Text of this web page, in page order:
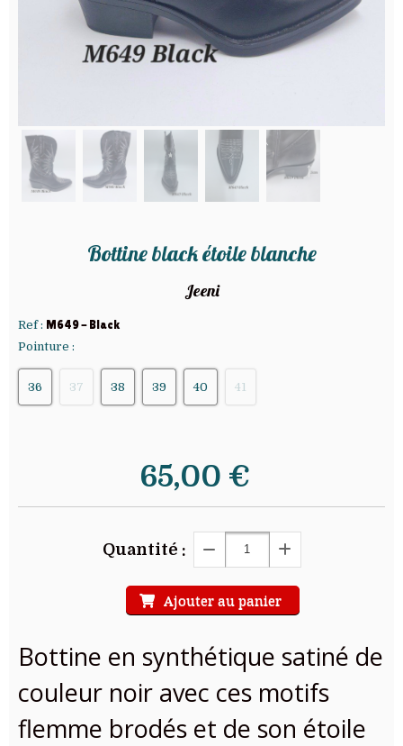
Bottine black étoile blanche
Jeeni
Ref : M649 - Black
Pointure :
36 37 38 39 40 41
65,00 €
Quantité :
Ajouter au panier
Bottine en synthétique satiné de
couleur noir avec ces motifs
flemme brodés et de son étoile